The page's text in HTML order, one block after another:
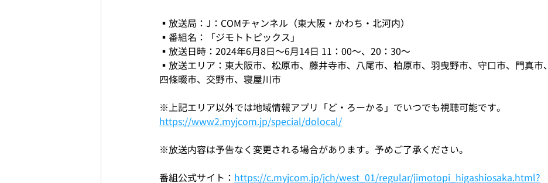
▪️放送局：J：COMチャンネル（東大阪・かわち・北河内）
▪️番組名：「ジモトトピックス」
▪️放送日時：2024年6月8日〜6月14日 11：00〜、20：30〜
▪️放送エリア：東大阪市、松原市、藤井寺市、八尾市、柏原市、羽曳野市、守口市、門真市
四條畷市、交野市、寝屋川市
※上記エリア以外では地域情報アプリ「ど・ろーかる」でいつでも視聴可能です。
https://www2.myjcom.jp/special/dolocal/
※放送内容は予告なく変更される場合があります。予めご了承ください。
番組公式サイト： https://c.myjcom.jp/jch/west_01/regular/jimotopi_higashiosaka.html?